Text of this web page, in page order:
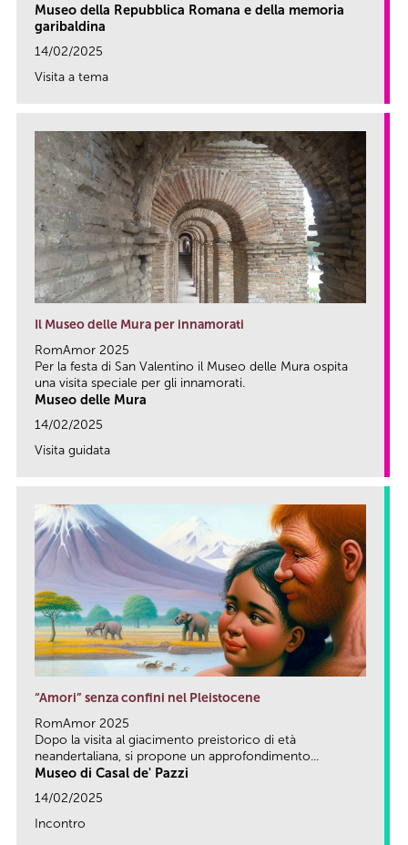
Museo della Repubblica Romana e della memoria
garibaldina
14/02/2025
Visita a tema
Il Museo delle Mura per innamorati
RomAmor 2025
Per la festa di San Valentino il Museo delle Mura ospita
una visita speciale per gli innamorati.
Museo delle Mura
14/02/2025
Visita guidata
“Amori” senza confini nel Pleistocene
RomAmor 2025
Dopo la visita al giacimento preistorico di età
neandertaliana, si propone un approfondimento...
Museo di Casal de' Pazzi
14/02/2025
Incontro